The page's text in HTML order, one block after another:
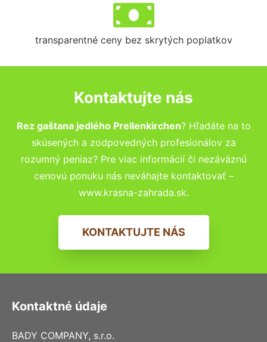
transparentné ceny bez skrytých poplatkov
Kontaktujte nás
Rez gaštana jedlého Prellenkirchen? Hľadáte na to
skúsených a zodpovedných profesionálov za
rozumný peniaz? Pre viac informácií či nezáväznú
cenovú ponuku nás neváhajte kontaktovať –
www.krasna-zahrada.sk.
KONTAKTUJTE NÁS
Kontaktné údaje
BADY COMPANY, s.r.o.